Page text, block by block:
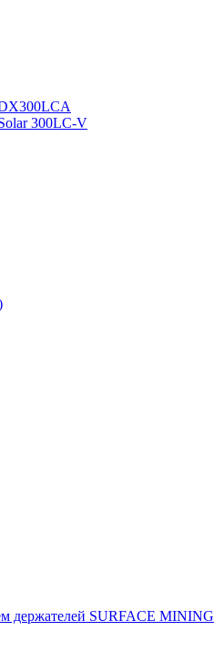
DX300LCA
300LC-V
держателей SURFACE MINING